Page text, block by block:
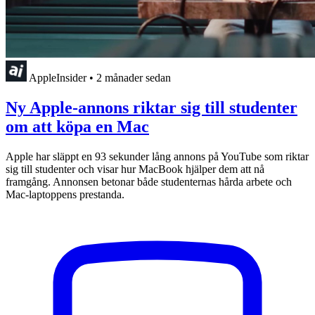
AppleInsider • 2 månader sedan
Ny Apple-annons riktar sig till studenter
om att köpa en Mac
Apple har släppt en 93 sekunder lång annons på YouTube som riktar
sig till studenter och visar hur MacBook hjälper dem att nå
framgång. Annonsen betonar både studenternas hårda arbete och
Mac-laptoppens prestanda.